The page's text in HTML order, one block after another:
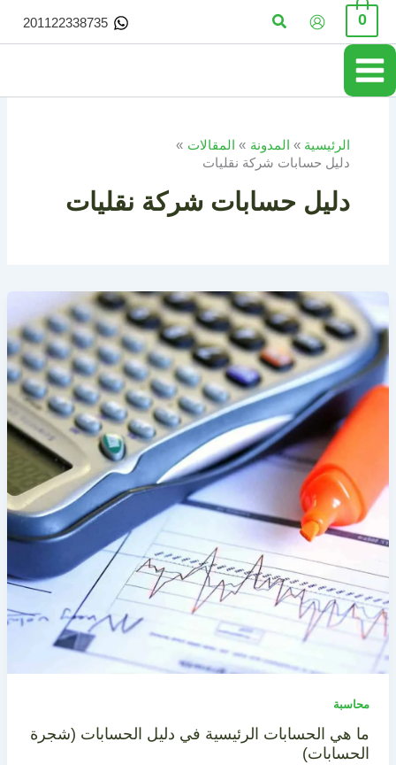
تخطي
المحتوى
0 البحث 201122338735
الرئيسية المدونة
المقالات
دليل حسابات شركة نقليات
دليل حسابات شركة نقليات
محاسبة
ما هي الحسابات الرئيسية في دليل الحسابات (شجرة
الحسابات)